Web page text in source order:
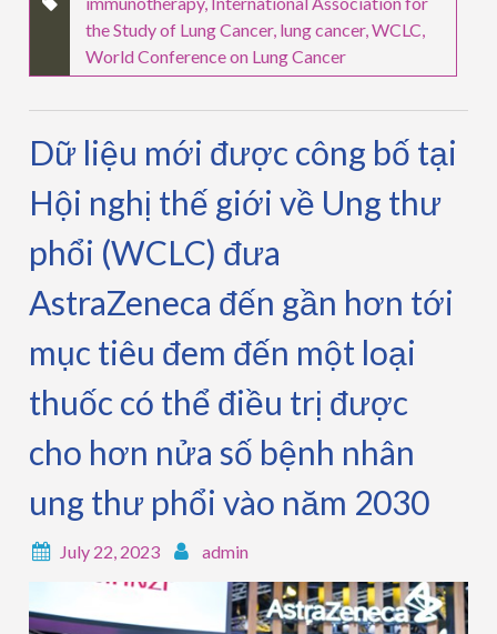
the Study of Lung Cancer, lung cancer,WCLC,
World Conference on Lung Cancer
Dữ liệu mới được công bố tại
Hội nghị thế giới về Ung thư
phổi (WCLC) đưa
AstraZeneca đến gần hơn tới
mục tiêu đem đến một loại
thuốc có thể điều trị được
cho hơn nửa số bệnh nhân
ung thư phổi vào năm 2030
July 22, 2023 admin